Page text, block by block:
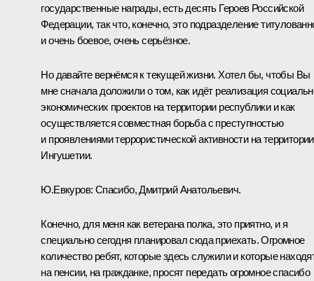
государственные награды, есть десять Героев Российской
Федерации, так что, конечно, это подразделение
и очень боевое, очень серьёзное.
Но давайте вернёмся к текущей жизни. Хотел бы, чтобы Вы
мне сначала доложили о том, как идёт реализация
экономических проектов на территории республики и как
осуществляется совместная борьба с преступностью
и проявлениями террористической активности на территории
Ингушетии.
Ю.Евкуров: Спасибо, Дмитрий Анатольевич.
Конечно, для меня как ветерана полка, это приятно, и я
специально сегодня планировал сюда приехать. Огромное
количество ребят, которые здесь служили и которые
на пенсии, на гражданке, просят передать огромное спасибо